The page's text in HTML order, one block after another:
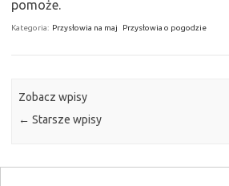
pomoże.
Kategoria: Przysłowia na maj Przysłowia o pogodzie
Zobacz wpisy
← Starsze wpisy